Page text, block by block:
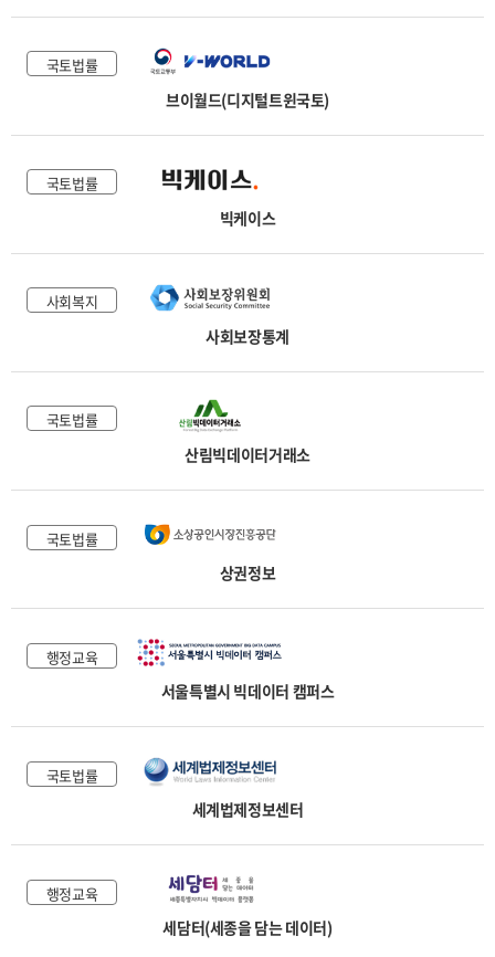
국토법률
브이월드(디지털트윈국토)
국토법률
빅케이스
사회복지
사회보장통계
국토법률
산림빅데이터거래소
국토법률
상권정보
행정교육
서울특별시 빅데이터 캠퍼스
국토법률
세계법제정보센터
행정교육
세담터(세종을 담는 데이터)